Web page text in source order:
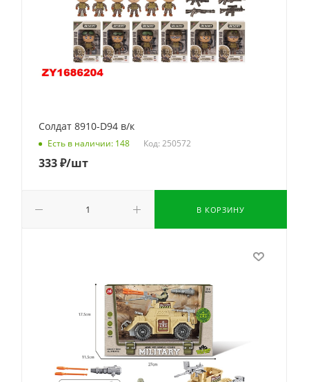
Солдат 8910-D94 в/к
Есть в наличии: 148 Код: 250572
333₽/шт
В КОРЗИНУ